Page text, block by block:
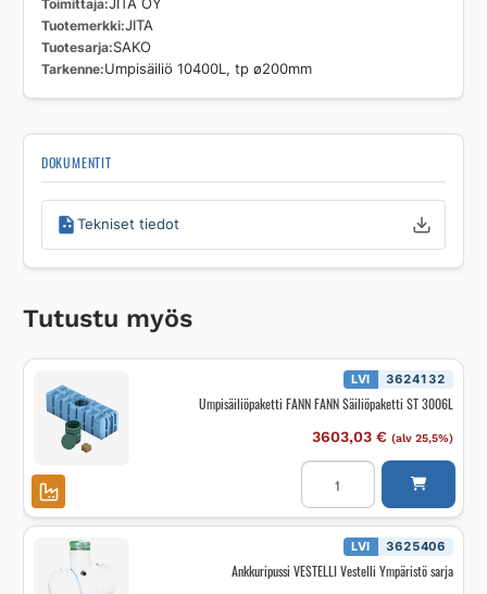
Toimittaja JITA OY
Tuotemerkki JITA
Tuotesarja SAKO
Tarkenne Umpisäiliö 10400L, tp ø200mm
DOKUMENTIT
Tekniset tiedot
Tutustu myös
LVI 3624132
Umpisäiliöpaketti FANN FANN Säiliöpaketti ST 3006L
3603,03 € (alv 25,5%)
Umpisäiliöpaketti
FANN
FANN
Säiliöpaketti
ST
3006L
määrä
LVI 3625406
Ankkuripussi VESTELLI Vestelli Ympäristö sarja